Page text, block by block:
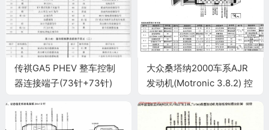
传祺GA5 PHEV 整车控制
器连接端子(73针+73针)
大众桑塔纳2000车系AJR
发动机(Motronic 3.8.2) 控